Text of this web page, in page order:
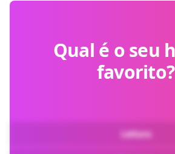
Qual é o seu
favorito?
Leitura